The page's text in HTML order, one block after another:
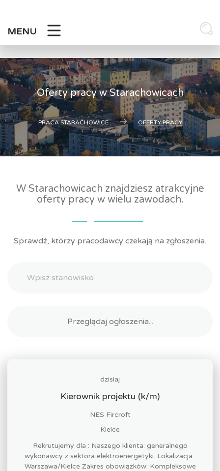
MENU
Oferty pracy w Starachowicach
PRACA STARACHOWICE OFERTY PRACY
W Starachowicach znajdziesz atrakcyjne
oferty pracy w wielu zawodach.
Sprawdź, którzy pracodawcy czekają na zgłoszenia.
dzisiaj
Kierownik projektu (k/m)
NES Fircroft
Kielce
Rekrutujemy dla : Naszego klienta: generalnego
wykonawcy z sektora elektroenergetyki. Lokalizacja :
Warszawa/Kielce Zakres obowiązków: Kompleksowe